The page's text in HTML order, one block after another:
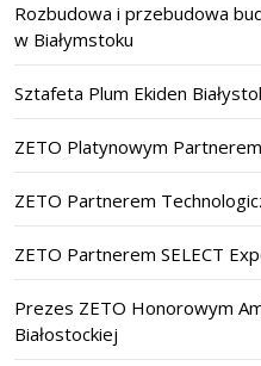
Rozbudowa i przebudowa
w Białymstoku
Sztafeta Plum Ekiden
ZETO Platynowym
ZETO Partnerem
ZETO Partnerem SELECT
Prezes ZETO Honorowym
Białostockiej